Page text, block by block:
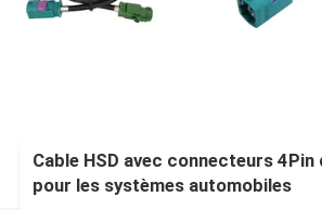
Cable HSD avec connecteurs 4Pin
pour les systèmes automobiles